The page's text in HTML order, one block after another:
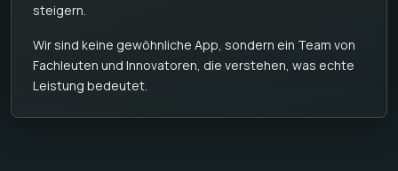
steigern.
Wir sind keine gewöhnliche App, sondern ein Team von
Fachleuten und Innovatoren, die verstehen, was echte
Leistung bedeutet.